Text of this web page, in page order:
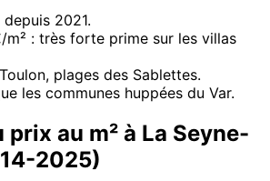
depuis 2021.
: très forte prime sur les villas
plages des Sablettes.
les communes huppées du Var.
au m² à La Seyne-
-2025)